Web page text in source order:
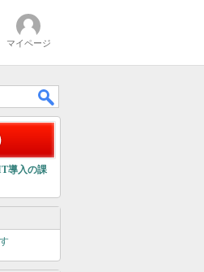
マイページ
導入の課